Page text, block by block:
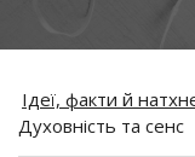
Ідеї, факти й
Духовність та сенс